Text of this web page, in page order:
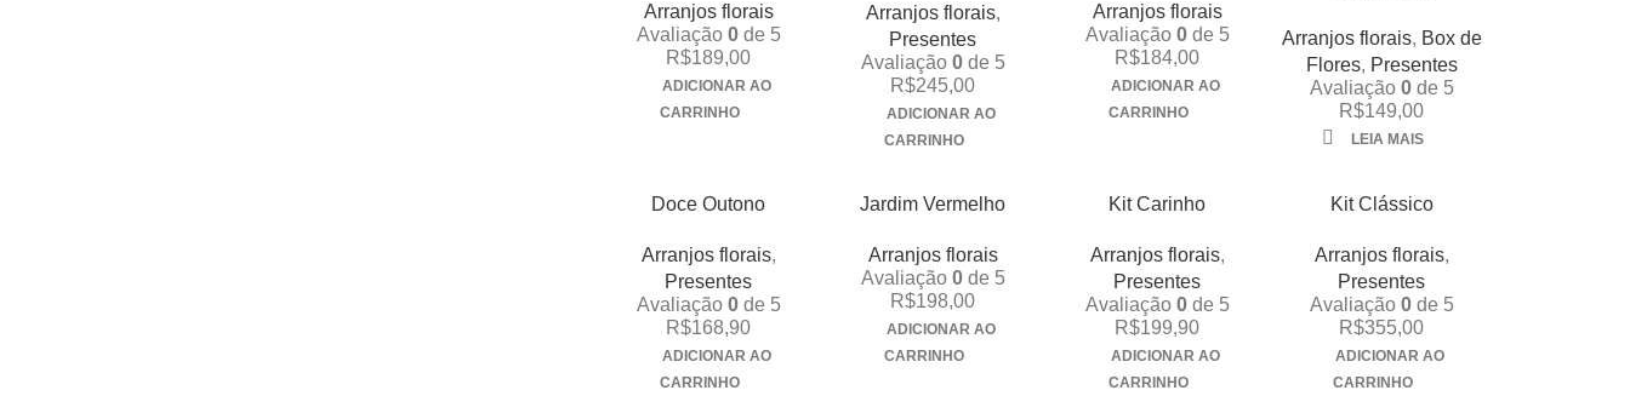
Arranjos florais
Avaliação 0de 5
R$189,00
ADICIONAR AO
CARRINHO
Arranjos florais,
Presentes
Avaliação 0de 5
R$245,00
ADICIONAR AO
CARRINHO
Arranjos florais
Avaliação 0de 5
R$184,00
ADICIONAR AO
CARRINHO
Arranjos florais, Box de
Flores, Presentes
Avaliação 0de 5
R$149,00
LEIA MAIS
Doce Outono
Arranjos florais,
Presentes
Avaliação 0de 5
R$168,90
ADICIONAR AO
CARRINHO
Jardim Vermelho
Arranjos florais
Avaliação 0de 5
R$198,00
ADICIONAR AO
CARRINHO
Kit Carinho
Arranjos florais,
Presentes
Avaliação 0de 5
R$199,90
ADICIONAR AO
CARRINHO
Kit Clássico
Arranjos florais,
Presentes
Avaliação 0de 5
R$355,00
ADICIONAR AO
CARRINHO